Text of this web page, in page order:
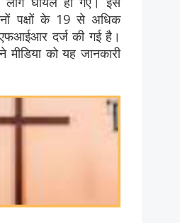
पक्षों के 19 से अधिक
दर्ज की गई है।
मीडिया को यह जानकारी